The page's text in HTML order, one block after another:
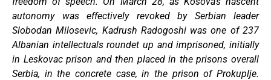
autonomy was effectively revoked by Serbian leader
Slobodan Milosevic, Kadrush Radogoshi was one of 237
Albanian intellectuals roundet up and imprisoned, initially
in Leskovac prison and then placed in the prisons overall
Serbia, in the concrete case, in the prison of Prokuplje.